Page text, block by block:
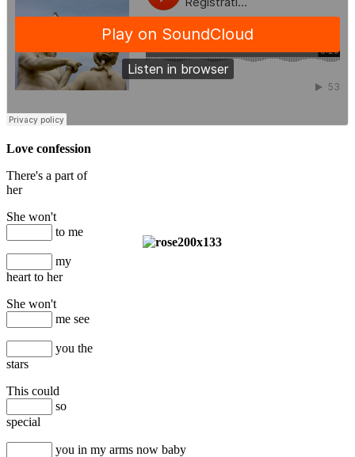
Love confession
There's a part of
her
She won't
to me
my
heart to her
She won't
me see
you the
stars
This could
so
special
you in my arms now baby